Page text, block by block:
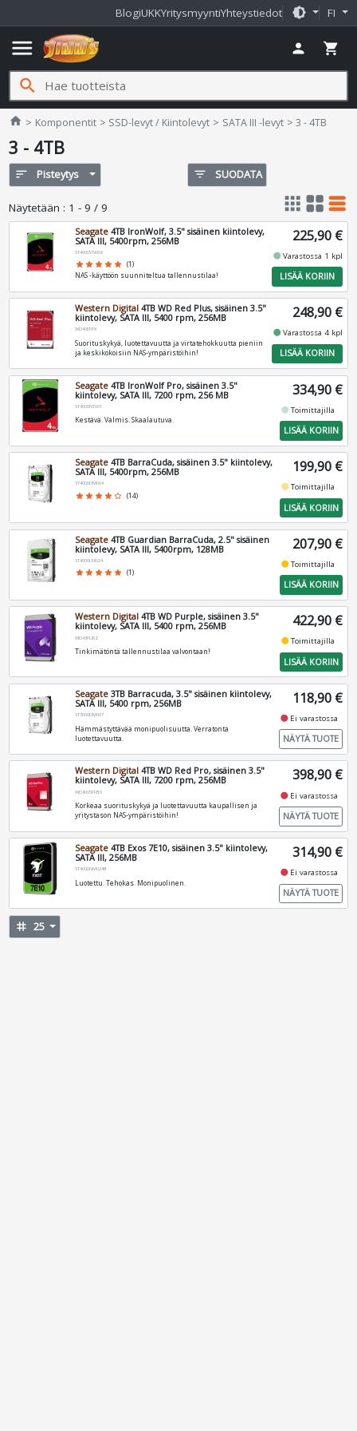
BlogiUKKYritysmyyntiYhteystiedot brightness_medium FI
menu person shopping_cart
search
home Jimms.fi
Komponentit SSD-levyt / Kiintolevyt SATA III -levyt 3 - 4TB
3 - 4TB
sort Pisteytys filter_list SUODATA
Näytetään : 1 - 9 / 9 apps grid_view table_rows
Seagate 4TB IronWolf, 3.5" sisäinen kiintolevy,
SATA III, 5400rpm, 256MB
ST4000VN006
star star star star star (1)
NAS -käyttöön suunniteltua tallennustilaa!
225,90 €
fiber_manual_recordVarastossa 1 kpl
LISÄÄ KORIIN
Western Digital 4TB WD Red Plus, sisäinen 3.5"
kiintolevy, SATA III, 5400 rpm, 256MB
WD40EFPX
Suorituskykyä, luotettavuutta ja virtatehokkuutta pieniin
ja keskikokoisiin NAS-ympäristöihin!
248,90 €
fiber_manual_recordVarastossa 4 kpl
LISÄÄ KORIIN
Seagate 4TB IronWolf Pro, sisäinen 3.5"
kiintolevy, SATA III, 7200 rpm, 256 MB
ST4000NT001
Kestävä. Valmis. Skaalautuva.
334,90 €
fiber_manual_recordToimittajilla
LISÄÄ KORIIN
Seagate 4TB BarraCuda, sisäinen 3.5" kiintolevy,
SATA III, 5400rpm, 256MB
ST4000DM004
star star star star star_border (14)
199,90 €
fiber_manual_recordToimittajilla
LISÄÄ KORIIN
Seagate 4TB Guardian BarraCuda, 2.5" sisäinen
kiintolevy, SATA III, 5400rpm, 128MB
ST4000LM024
star star star star star (1)
207,90 €
fiber_manual_recordToimittajilla
LISÄÄ KORIIN
Western Digital 4TB WD Purple, sisäinen 3.5"
kiintolevy, SATA III, 5400 rpm, 256MB
WD43PURZ
Tinkimätöntä tallennustilaa valvontaan!
422,90 €
fiber_manual_recordToimittajilla
LISÄÄ KORIIN
Seagate 3TB Barracuda, 3.5" sisäinen kiintolevy,
SATA III, 5400 rpm, 256MB
ST3000DM007
Hämmästyttävää monipuolisuutta. Verratonta
luotettavuutta.
118,90 €
fiber_manual_record Ei varastossa
NÄYTÄ TUOTE
Western Digital 4TB WD Red Pro, sisäinen 3.5"
kiintolevy, SATA III, 7200 rpm, 256MB
WD4005FFBX
Korkeaa suorituskykyä ja luotettavuutta kaupallisen ja
yritystason NAS-ympäristöihin!
398,90 €
fiber_manual_record Ei varastossa
NÄYTÄ TUOTE
Seagate 4TB Exos 7E10, sisäinen 3.5" kiintolevy,
SATA III, 256MB
ST4000NM024B
Luotettu. Tehokas. Monipuolinen.
314,90 €
fiber_manual_record Ei varastossa
NÄYTÄ TUOTE
tag 25